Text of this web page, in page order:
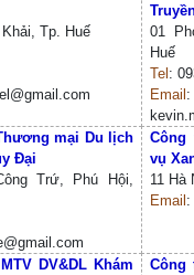
Tp. Huế
01
Huế
Tel :
Email :
mại Du lịch
Đại
Trứ, Phú Hội,
Công
vụ
11 Hà
Email :
DV&DL Khám
Công